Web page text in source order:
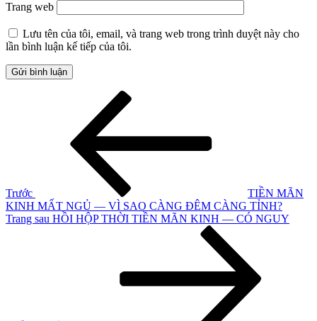
Trang web
Lưu tên của tôi, email, và trang web trong trình duyệt này cho
lần bình luận kế tiếp của tôi.
Trước
TIỀN MÃN
KINH MẤT NGỦ — VÌ SAO CÀNG ĐÊM CÀNG TỈNH?
Bài
Trang sau HỒI HỘP THỜI TIỀN MÃN KINH — CÓ NGUY